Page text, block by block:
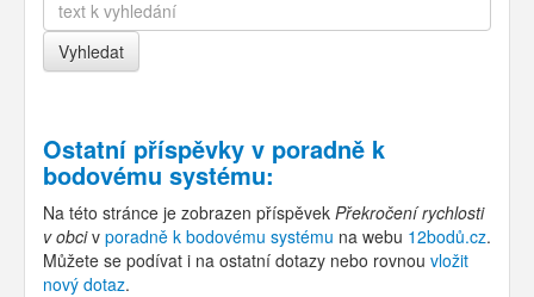
Ostatní příspěvky v poradně k
bodovému systému:
Na této stránce je zobrazen příspěvek Překročení rychlosti
v obciv poradně k bodovému systému na webu 12bodů.cz.
Můžete se podívat i na ostatní dotazy nebo rovnou vložit
nový dotaz.